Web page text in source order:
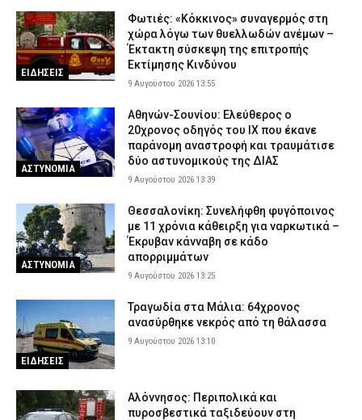
ΕΙΔΗΣΕΙΣ
Φωτιές: «Κόκκινος» συναγερμός στη
χώρα λόγω των θυελλωδών ανέμων –
Έκτακτη σύσκεψη της επιτροπής
Εκτίμησης Κινδύνου
9 Αυγούστου 2026 13:55
ΑΣΤΥΝΟΜΙΑ
Αθηνών-Σουνίου: Ελεύθερος ο
20χρονος οδηγός του ΙΧ που έκανε
παράνομη αναστροφή και τραυμάτισε
δύο αστυνομικούς της ΔΙΑΣ
9 Αυγούστου 2026 13:39
ΑΣΤΥΝΟΜΙΑ
Θεσσαλονίκη: Συνελήφθη φυγόποινος
με 11 χρόνια κάθειρξη για ναρκωτικά –
Έκρυβαν κάνναβη σε κάδο
απορριμμάτων
9 Αυγούστου 2026 13:25
ΕΙΔΗΣΕΙΣ
Τραγωδία στα Μάλια: 64χρονος
ανασύρθηκε νεκρός από τη θάλασσα
9 Αυγούστου 2026 13:10
Αλόννησος: Περιπολικά και
πυροσβεστικά ταξιδεύουν στη